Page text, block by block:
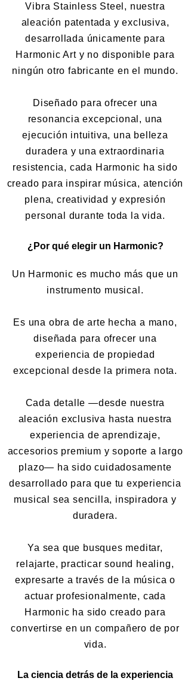
Vibra Stainless Steel, nuestra
aleación patentada y exclusiva,
desarrollada únicamente para
Harmonic Art y no disponible para
ningún otro fabricante en el mundo.
Diseñado para ofrecer una
resonancia excepcional, una
ejecución intuitiva, una belleza
duradera y una extraordinaria
resistencia, cada Harmonic ha sido
creado para inspirar música, atención
plena, creatividad y expresión
personal durante toda la vida.
¿Por qué elegir un Harmonic?
Un Harmonic es mucho más que un
instrumento musical.
Es una obra de arte hecha a mano,
diseñada para ofrecer una
experiencia de propiedad
excepcional desde la primera nota.
Cada detalle —desde nuestra
aleación exclusiva hasta nuestra
experiencia de aprendizaje,
accesorios premium y soporte a largo
plazo— ha sido cuidadosamente
desarrollado para que tu experiencia
musical sea sencilla, inspiradora y
duradera.
Ya sea que busques meditar,
relajarte, practicar sound healing,
expresarte a través de la música o
actuar profesionalmente, cada
Harmonic ha sido creado para
convertirse en un compañero de por
vida.
La ciencia detrás de la experiencia